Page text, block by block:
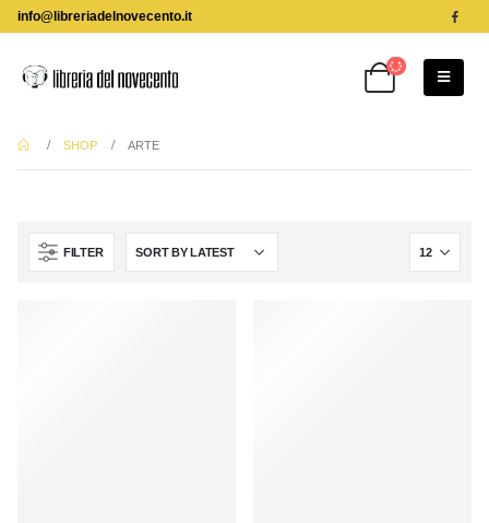
info@libreriadelnovecento.it
SHOP ARTE
FILTER